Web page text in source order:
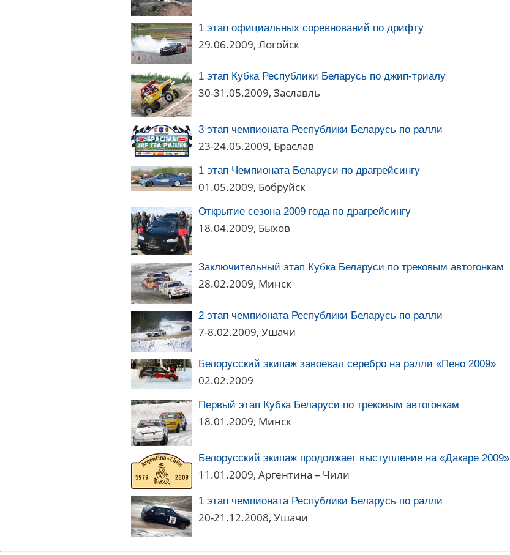
1 этап официальных соревнований по дрифту
29.06.2009, Логойск
1 этап Кубка Республики Беларусь по джип-триалу
30-31.05.2009, Заславль
3 этап чемпионата Республики Беларусь по ралли
23-24.05.2009, Браслав
1 этап Чемпионата Беларуси по драгрейсингу
01.05.2009, Бобруйск
Открытие сезона 2009 года по драгрейсингу
18.04.2009, Быхов
Заключительный этап Кубка Беларуси по трековым автогонкам
28.02.2009, Минск
2 этап чемпионата Республики Беларусь по ралли
7-8.02.2009, Ушачи
Белорусский экипаж завоевал серебро на ралли «Пено 2009»
02.02.2009
Первый этап Кубка Беларуси по трековым автогонкам
18.01.2009, Минск
Белорусский экипаж продолжает выступление на «Дакаре 2009»
11.01.2009, Аргентина – Чили
1 этап чемпионата Республики Беларусь по ралли
20-21.12.2008, Ушачи